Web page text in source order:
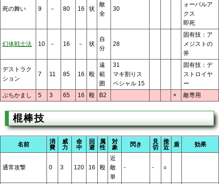
死の舞い 9 － 80 16 状
敵
全
30
ォーパルア
クス
即死
幻体戦士法 10 － 16 － 状
自
分
28
固有技：ア
メジストの
斧
デストラク
ション
7 11 85 16 殴
遠
範
囲
31
マキ割りス
ペシャル 15
固有技：デ
ストロイヤ
ー
ぶちかまし
5 3 65 16 殴 B2 × 敵専用
棍棒技
名前
消
費
威
力
命
中
回
避
属
性
対
象
閃き
見
切
接
近
盾 効果
通常攻撃 0 3 120 16 殴
近
敵
単
- - ○